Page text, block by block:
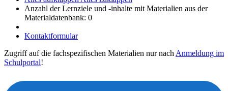
Anzahl der Lernziele und -inhalte mit Materialien aus der
Materialdatenbank: 0
Kontaktformular
Zugriff auf die fachspezifischen Materialien nur nach Anmeldung im
Schulportal!